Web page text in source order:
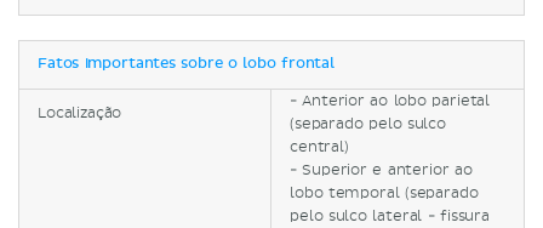
Fatos importantes sobre o lobo frontal
Localização
- Anterior ao lobo parietal
(separado pelo sulco
central)
- Superior e anterior ao
lobo temporal (separado
pelo sulco lateral - fissura